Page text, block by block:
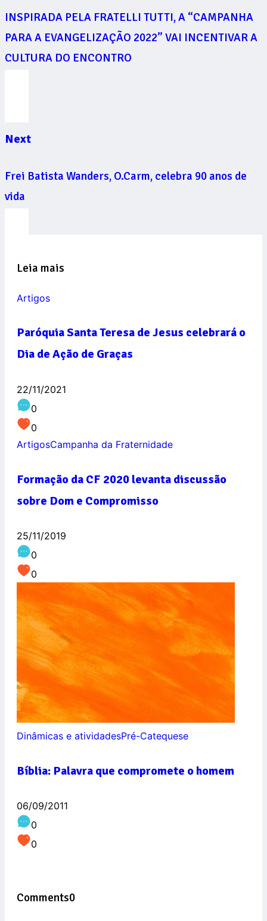
INSPIRADA PELA FRATELLI TUTTI, A “CAMPANHA
PARA A EVANGELIZAÇÃO 2022” VAI INCENTIVAR A
CULTURA DO ENCONTRO
Next
Frei Batista Wanders, O.Carm, celebra 90 anos de
vida
Leia mais
Artigos
Paróquia Santa Teresa de Jesus celebrará o
Dia de Ação de Graças
22/11/2021
0
0
ArtigosCampanha da Fraternidade
Formação da CF 2020 levanta discussão
sobre Dom e Compromisso
25/11/2019
0
0
Dinâmicas e atividadesPré-Catequese
Bíblia: Palavra que compromete o homem
06/09/2011
0
0
Comments0